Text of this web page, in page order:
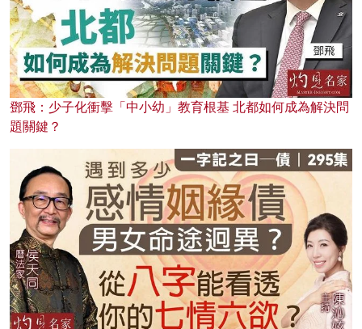
鄧飛：少子化衝擊「中小幼」教育根基 北都如何成為解決問
題關鍵？